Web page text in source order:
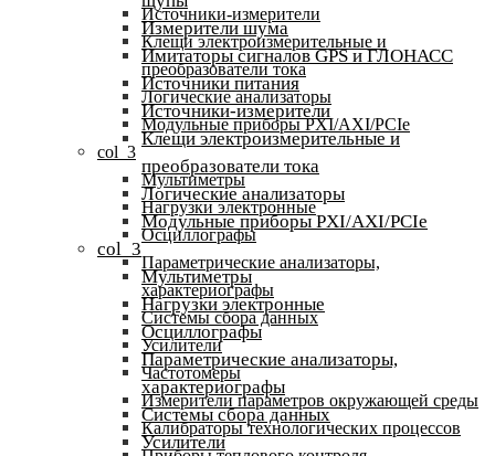
Источники-измерители
Клещи электроизмерительные и
преобразователи тока
Логические анализаторы
Модульные приборы PXI/AXI/PCIe
col_3
Мультиметры
Нагрузки электронные
Осциллографы
Параметрические анализаторы,
характериографы
Системы сбора данных
Усилители
Частотомеры
Измерители параметров окружающей среды
Калибраторы технологических процессов
Измерители шума
Имитаторы сигналов GPS и ГЛОНАСС
Источники питания
Источники-измерители
Клещи электроизмерительные и
преобразователи тока
Логические анализаторы
Модульные приборы PXI/AXI/PCIe
col_3
Мультиметры
Нагрузки электронные
Осциллографы
Параметрические анализаторы,
характериографы
Системы сбора данных
Усилители